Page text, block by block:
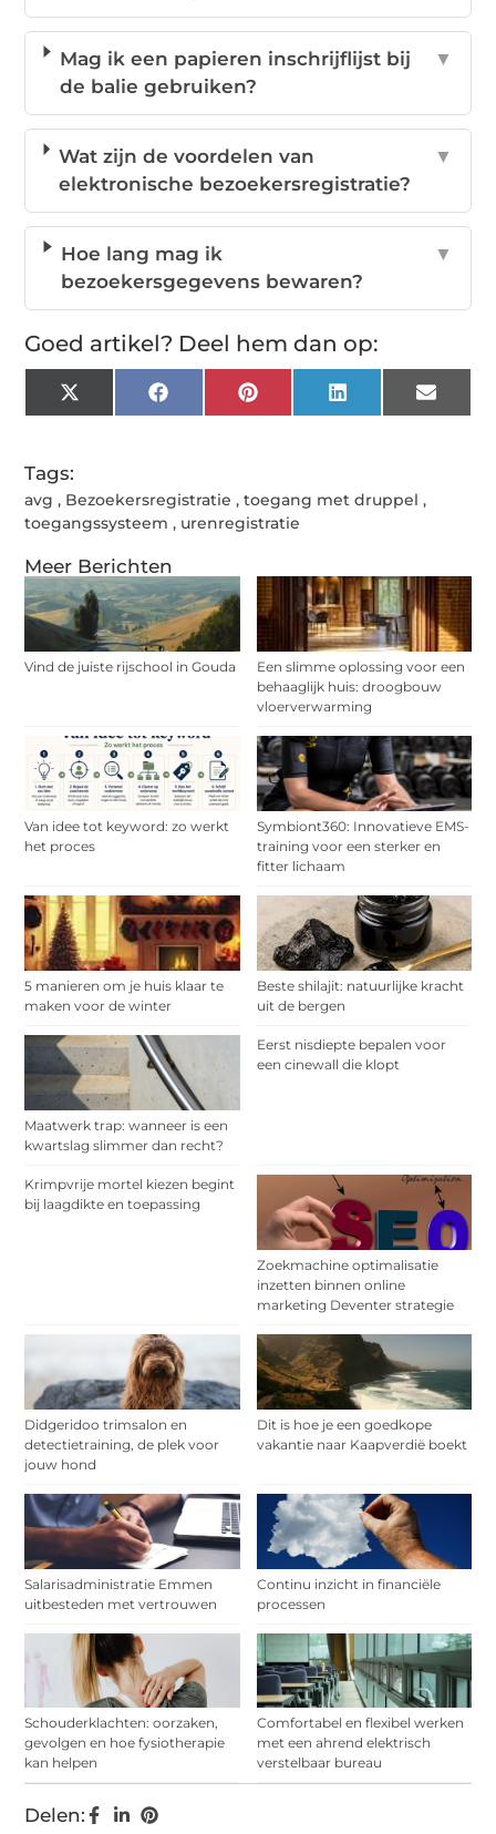
Meer Berichten
Vind de juiste rijschool in Gouda
Een slimme oplossing voor een
behaaglijk huis: droogbouw
vloerverwarming
Van idee tot keyword: zo werkt
het proces
Symbiont360: Innovatieve EMS-
training voor een sterker en
fitter lichaam
5 manieren om je huis klaar te
maken voor de winter
Beste shilajit: natuurlijke kracht
uit de bergen
Maatwerk trap: wanneer is een
kwartslag slimmer dan recht?
Eerst nisdiepte bepalen voor
een cinewall die klopt
Krimpvrije mortel kiezen begint
bij laagdikte en toepassing
Zoekmachine optimalisatie
inzetten binnen online
marketing Deventer strategie
Didgeridoo trimsalon en
detectietraining, de plek voor
jouw hond
Dit is hoe je een goedkope
vakantie naar Kaapverdië boekt
Salarisadministratie Emmen
uitbesteden met vertrouwen
Continu inzicht in financiële
processen
Schouderklachten: oorzaken,
gevolgen en hoe fysiotherapie
kan helpen
Comfortabel en flexibel werken
met een ahrend elektrisch
verstelbaar bureau
Delen:
Mag ik een papieren inschrijflijst bij
de balie gebruiken?
▼
Wat zijn de voordelen van
elektronische bezoekersregistratie?
▼
Hoe lang mag ik
bezoekersgegevens bewaren?
▼
Goed artikel? Deel hem dan op:
X
(Twitter)
FacebookPinterestLinkedInEmail
Tags:
avg , Bezoekersregistratie ,toegang met druppel ,
toegangssysteem , urenregistratie